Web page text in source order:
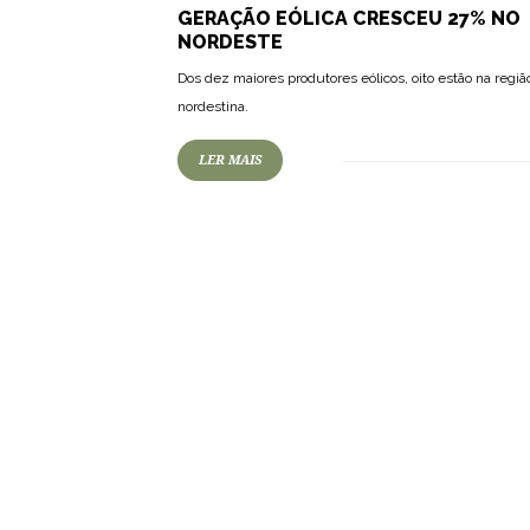
GERAÇÃO EÓLICA CRESCEU 27% NO
NORDESTE
Dos dez maiores produtores eólicos, oito estão na
nordestina.
LER MAIS